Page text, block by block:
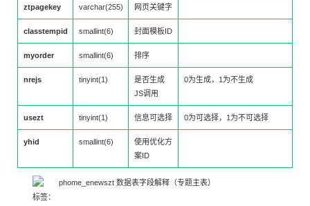
ztpagekey varchar(255) 网页关键字
classtempid smallint(6) 封面模板ID
myorder smallint(6) 排序
nrejs tinyint(1)
是否生成
JS调用
0为生成，1为不生成
usezt tinyint(1) 信息可选择 0为可选择，1为不可选择
yhid smallint(6)
使用优化方
案ID
标签：